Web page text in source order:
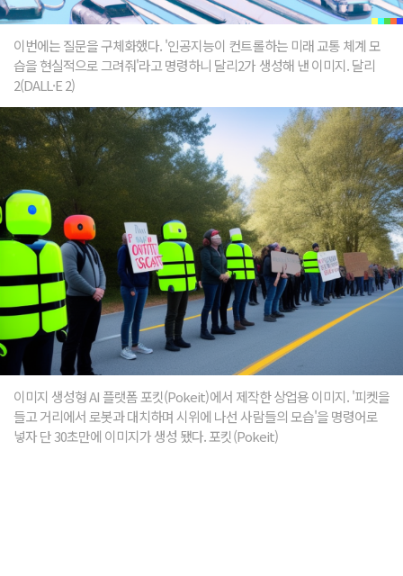
이번에는 질문을 구체화했다. '인공지능이 컨트롤하는 미래 교통 체계 모
습을 현실적으로 그려줘'라고 명령하니 달리2가 생성해 낸 이미지. 달리
2(DALL·E 2)
이미지 생성형 AI 플랫폼 포킷(Pokeit)에서 제작한 상업용 이미지. '피켓을
들고 거리에서 로봇과 대치하며 시위에 나선 사람들의 모습'을 명령어로
넣자 단 30초만에 이미지가 생성 됐다. 포킷(Pokeit)